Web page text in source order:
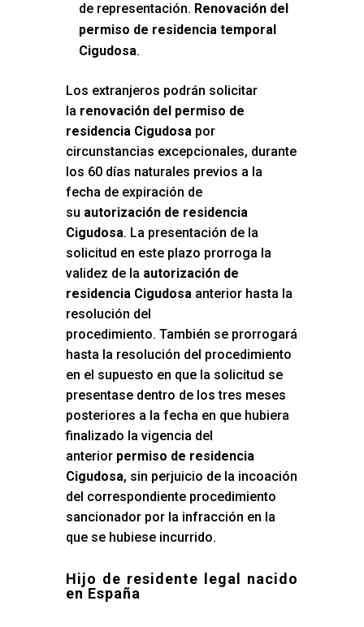
de representación. Renovación del
permiso de residencia temporal
Cigudosa.
Los extranjeros podrán solicitar
la renovación del permiso de
residencia Cigudosapor
circunstancias excepcionales, durante
los 60 días naturales previos a la
fecha de expiración de
su autorización de residencia
Cigudosa. La presentación de la
solicitud en este plazo prorroga la
validez de la autorización de
residencia Cigudosaanterior hasta la
resolución del
procedimiento. También se prorrogará
hasta la resolución del procedimiento
en el supuesto en que la solicitud se
presentase dentro de los tres meses
posteriores a la fecha en que hubiera
finalizado la vigencia del
anterior permiso de residencia
Cigudosa, sin perjuicio de la incoación
del correspondiente procedimiento
sancionador por la infracción en la
que se hubiese incurrido.
Hijo de residente legal nacido
en España